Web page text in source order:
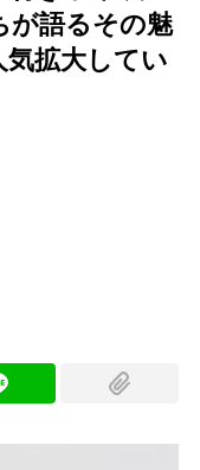
が語るその魅
拡大してい